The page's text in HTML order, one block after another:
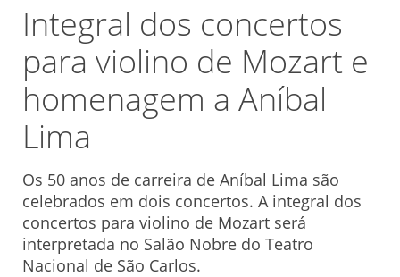
Integral dos concertos
para violino de Mozart e
homenagem a Aníbal
Lima
Os 50 anos de carreira de Aníbal Lima são
celebrados em dois concertos. A integral dos
concertos para violino de Mozart será
interpretada no Salão Nobre do Teatro
Nacional de São Carlos.